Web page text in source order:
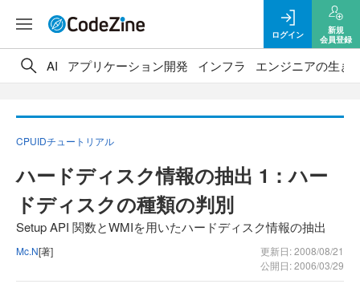
ログイン
新規
会員登録
AI アプリケーション開発 インフラ エンジニアの生き
CPUIDチュートリアル
ハードディスク情報の抽出 1：ハー
ドディスクの種類の判別
Setup API 関数とWMIを用いたハードディスク情報の抽出
Mc.N[著]
更新日: 2008/08/21
公開日: 2006/03/29